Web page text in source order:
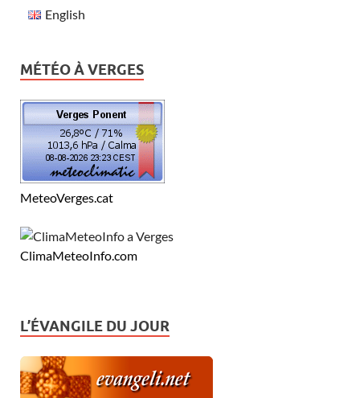
English
MÉTÉO À VERGES
MeteoVerges.cat
ClimaMeteoInfo.com
L’ÉVANGILE DU JOUR